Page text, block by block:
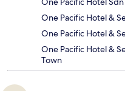
One Pacific Hotel &
One Pacific Hotel &
One Pacific Hotel &
Town